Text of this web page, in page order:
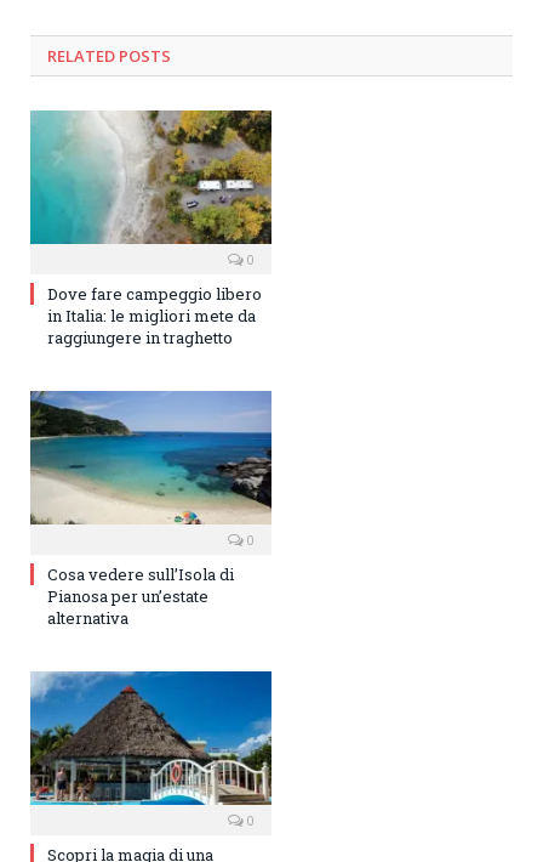
RELATED POSTS
0
Dove fare campeggio libero
in Italia: le migliori mete da
raggiungere in traghetto
0
Cosa vedere sull’Isola di
Pianosa per un’estate
alternativa
0
Scopri la magia di una